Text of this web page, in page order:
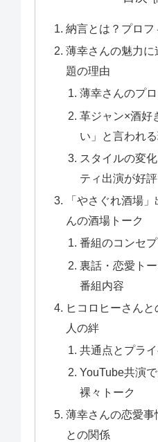
納言とは？プロ
薄幸さんの魅力
題の理由
薄幸さんのプ
革ジャン×酒好
い」と言われ
スタイルの変
ティ出演が好評
「やさぐれ酒場
んの酒場トーク
番組のコンセ
裏話・恋愛ト
番組内容
ヒコロヒーさん
人の絆
共通点とプラ
YouTube共演
裸々トーク
薄幸さんの恋愛事
との関係